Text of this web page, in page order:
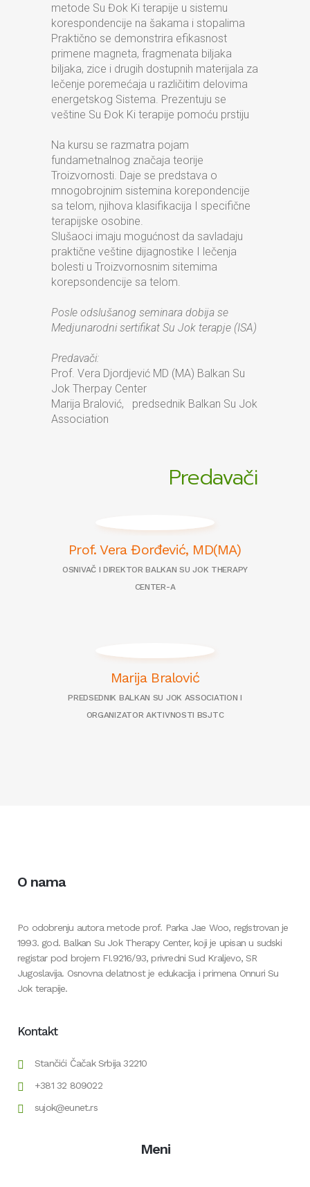
metode Su Đok Ki terapije u sistemu
korespondencije na šakama i stopalima
Praktično se demonstrira efikasnost
primene magneta, fragmenata biljaka
biljaka, zice i drugih dostupnih materijala za
lečenje poremećaja u različitim delovima
energetskog Sistema. Prezentuju se
veštine Su Đok Ki terapije pomoću prstiju
Na kursu se razmatra pojam
fundametnalnog značaja teorije
Troizvornosti. Daje se predstava o
mnogobrojnim sistemina korepondencije
sa telom, njihova klasifikacija I specifične
terapijske osobine.
Slušaoci imaju mogućnost da savladaju
praktične veštine dijagnostike I lečenja
bolesti u Troizvornosnim sitemima
korepsondencije sa telom.
Posle odslušanog seminara dobija se
Medjunarodni sertifikat Su Jok terapje (ISA)
Predavači:
Prof. Vera Djordjević MD (MA) Balkan Su
Jok Therpay Center
Marija Bralović, predsednik Balkan Su Jok
Association
Predavači
Prof. Vera Đorđević, MD(MA)
OSNIVAČ I DIREKTOR BALKAN SU JOK THERAPY
CENTER-A
Marija Bralović
PREDSEDNIK BALKAN SU JOK ASSOCIATION I
ORGANIZATOR AKTIVNOSTI BSJTC
O nama
Po odobrenju autora metode prof. Parka Jae Woo, registrovan je
1993. god. Balkan Su Jok Therapy Center, koji je upisan u sudski
registar pod brojem FI.9216/93, privredni Sud Kraljevo, SR
Jugoslavija. Osnovna delatnost je edukacija i primena Onnuri Su
Jok terapije.
Kontakt
Stančići Čačak Srbija 32210
+381 32 809022
sujok@eunet.rs
Meni